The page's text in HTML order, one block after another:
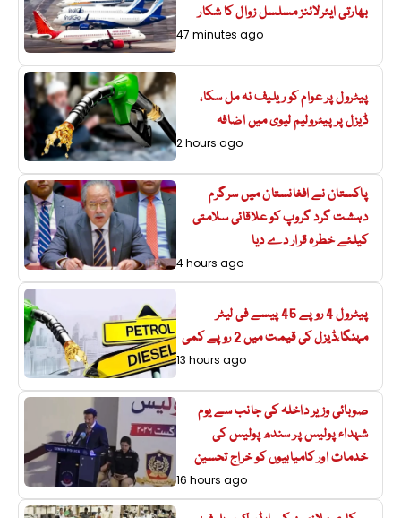
بھارتی ایئرلائنز مسلسل زوال کا شکار
47 minutes ago
پیٹرول پر عوام کو ریلیف نہ مل سکا،
ڈیزل پر پیٹرولیم لیوی میں اضافہ
2 hours ago
پاکستان نے افغانستان میں سرگرم
دہشت گرد گروپ کو علاقائی سلامتی
کیلئے خطرہ قرار دے دیا
4 hours ago
پیٹرول 4 روپے 45 پیسے فی لیٹر
مہنگا،ڈیزل کی قیمت میں 2 روپے کمی
13 hours ago
صوبائی وزیر داخلہ کی جانب سے یوم
شہداء پولیس پر سندھ پولیس کی
خدمات اور کامیابیوں کو خراج تحسین
16 hours ago